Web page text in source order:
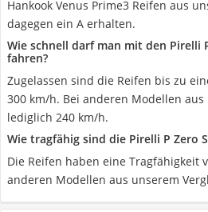
Hankook Venus Prime3 Reifen aus
dagegen ein A erhalten.
Wie schnell darf man mit den Pirelli
fahren?
Zugelassen sind die Reifen bis zu
300 km/h. Bei anderen Modellen
lediglich 240 km/h.
Wie tragfähig sind die Pirelli P Zero
Die Reifen haben eine Tragfähigkeit
anderen Modellen aus unserem